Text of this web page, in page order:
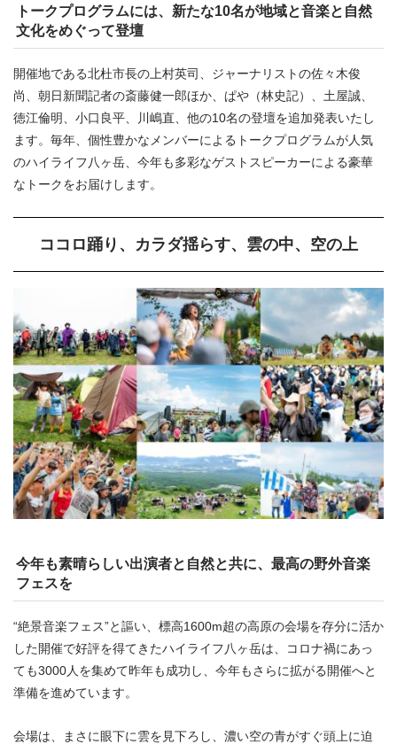
トークプログラムには、新たな10名が地域と音楽と自然
文化をめぐって登壇
開催地である北杜市長の上村英司、ジャーナリストの佐々木俊
尚、朝日新聞記者の斎藤健一郎ほか、ぱや（林史記）、土屋誠、
徳江倫明、小口良平、川嶋直、他の10名の登壇を追加発表いたし
ます。毎年、個性豊かなメンバーによるトークプログラムが人気
のハイライフ八ヶ岳、今年も多彩なゲストスピーカーによる豪華
なトークをお届けします。
ココロ踊り、カラダ揺らす、雲の中、空の上
今年も素晴らしい出演者と自然と共に、最高の野外音楽
フェスを
“絶景音楽フェス”と謳い、標高1600m超の高原の会場を存分に活か
した開催で好評を得てきたハイライフ八ヶ岳は、コロナ禍にあっ
ても3000人を集めて昨年も成功し、今年もさらに拡がる開催へと
準備を進めています。
会場は、まさに眼下に雲を見下ろし、濃い空の青がすぐ頭上に迫